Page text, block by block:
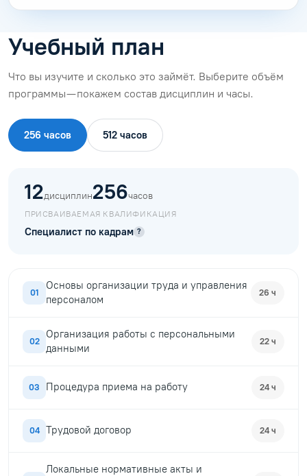
Учебный план
Что вы изучите и сколько это займёт. Выберите объём
программы — покажем состав дисциплин и часы.
256 часов 512 часов
12дисциплин256часов
ПРИСВАИВАЕМАЯ КВАЛИФИКАЦИЯ
Специалист по кадрам ?
01
Основы организации труда и управления
персоналом
26 ч
02
Организация работы с персональными
данными
22 ч
03 Процедура приема на работу 24 ч
04 Трудовой договор 24 ч
Локальные нормативные акты и